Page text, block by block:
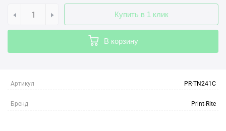
Купить в 1 клик
В корзину
Артикул PR-TN241C
Бренд Print-Rite